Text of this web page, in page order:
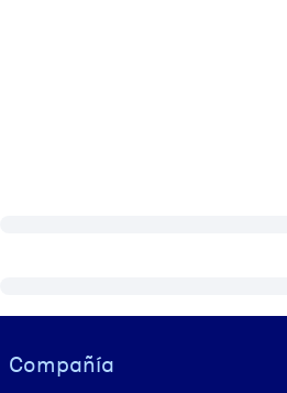
Visually hidden Text
Compañía